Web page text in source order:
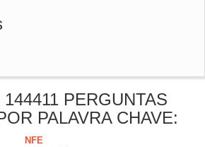
PERGUNTAS
PALAVRA CHAVE:
NFE